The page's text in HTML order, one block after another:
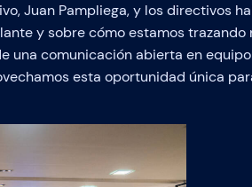
Juan Pampliega, y los directivos
y sobre cómo estamos trazando
una comunicación abierta en
esta oportunidad única